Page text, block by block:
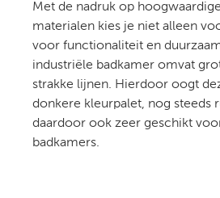
Met de nadruk op
materialen kies je niet alleen
voor functionaliteit en
industriële badkamer omvat
strakke lijnen. Hierdoor oogt
donkere kleurpalet, nog steeds
daardoor ook zeer geschikt
badkamers.